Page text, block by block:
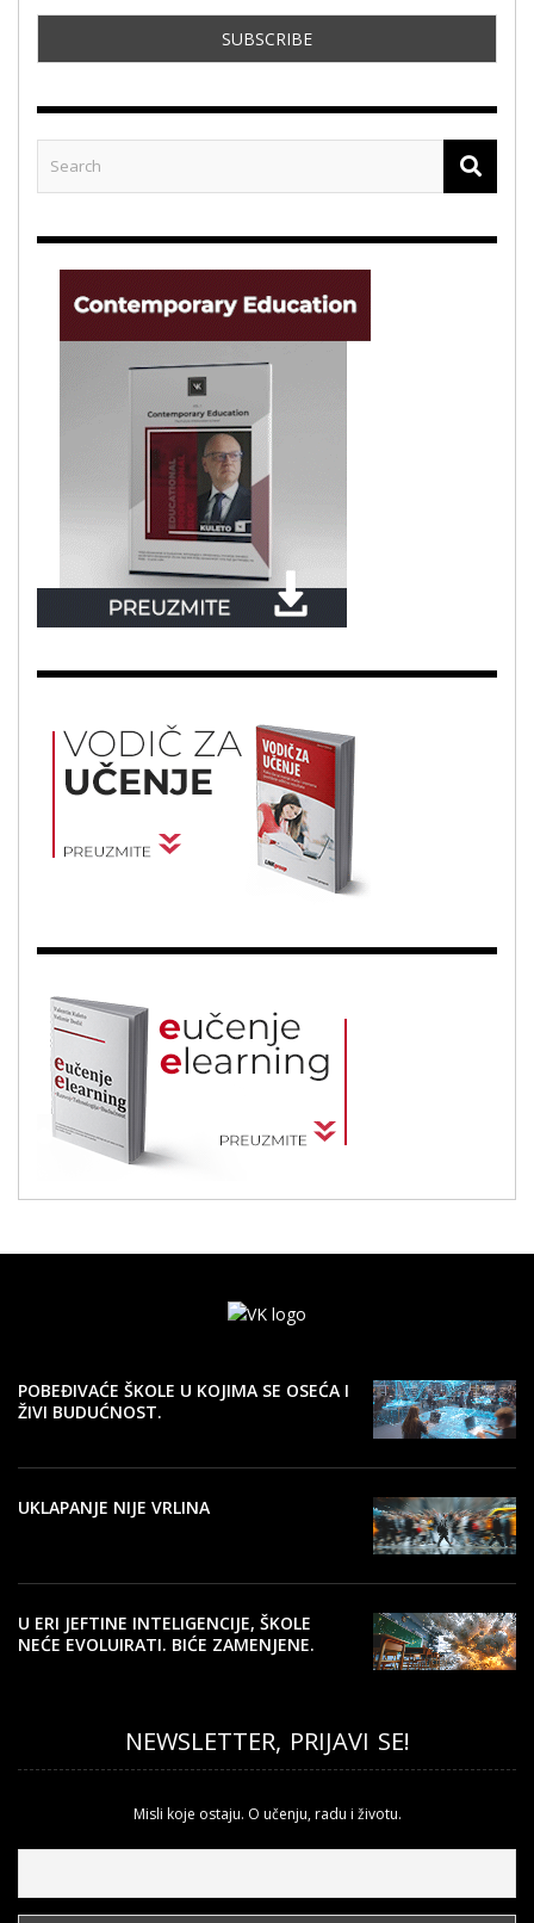
POBEĐIVAĆE ŠKOLE U KOJIMA SE OSEĆA I
ŽIVI BUDUĆNOST.
UKLAPANJE NIJE VRLINA
U ERI JEFTINE INTELIGENCIJE, ŠKOLE
NEĆE EVOLUIRATI. BIĆE ZAMENJENE.
NEWSLETTER, PRIJAVI SE!
Misli koje ostaju. O učenju, radu i životu.